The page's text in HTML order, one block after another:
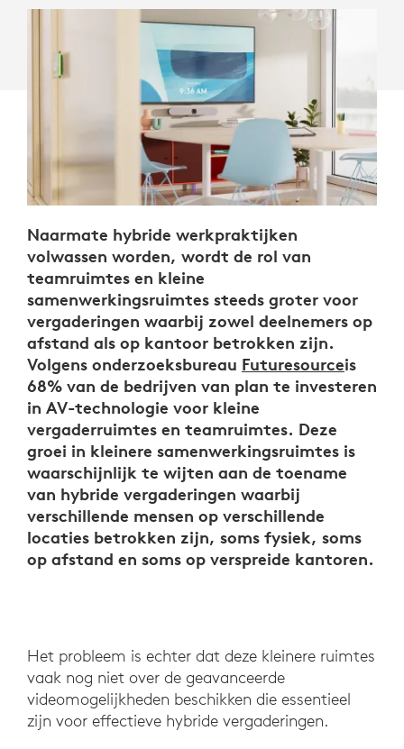
Naarmate hybride werkpraktijken
volwassen worden, wordt de rol van
teamruimtes en kleine
samenwerkingsruimtes steeds groter voor
vergaderingen waarbij zowel deelnemers op
afstand als op kantoor betrokken zijn.
Volgens onderzoeksbureau Futuresourceis
68% van de bedrijven van plan te investeren
in AV-technologie voor kleine
vergaderruimtes en teamruimtes. Deze
groei in kleinere samenwerkingsruimtes is
waarschijnlijk te wijten aan de toename
van hybride vergaderingen waarbij
verschillende mensen op verschillende
locaties betrokken zijn, soms fysiek, soms
op afstand en soms op verspreide kantoren.
Het probleem is echter dat deze kleinere ruimtes
vaak nog niet over de geavanceerde
videomogelijkheden beschikken die essentieel
zijn voor effectieve hybride vergaderingen.